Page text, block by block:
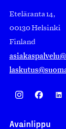
Eteläranta 14,
00130 Helsinki
Finland
Avainlippu